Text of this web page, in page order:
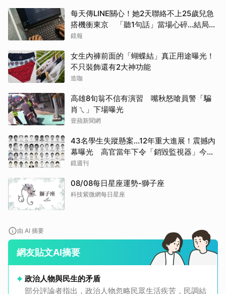
每天傳LINE關心！她2天聯絡不上25歲兒急
搭機衝東京 「聽1句話」當場心碎...結局看
哭網
鏡報
女生內褲前面的「蝴蝶結」真正用途曝光！
不只裝飾還有2大神功能
造咖
高雄8旬翁不信有演習 嘴秋怒嗆員警「騙
肖ㄟ」下場曝光
壹蘋新聞網
43名學生失蹤懸案...12年重大進展！震撼內
幕曝光 高官當年下令「銷毀監視器」今遭
逮
鏡週刊
08/08每日星座運勢-獅子座
科技紫微網每日星座
由 AI 摘要
網友貼文AI摘要
政治人物與民生的矛盾
部分評論者指出，政治人物忽略民眾生活疾苦，民調結